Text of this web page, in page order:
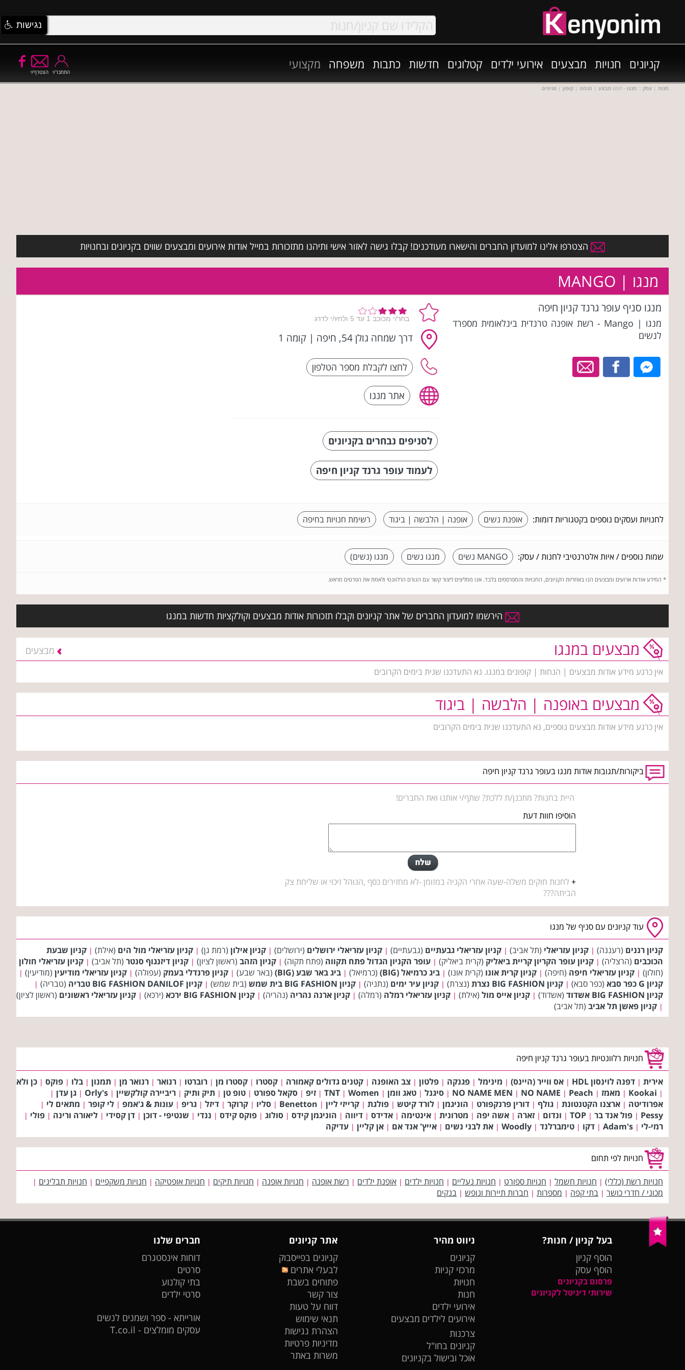
קניונים חנויות מבצעים אירועי ילדים קטלוגים חדשות כתבות משפחה מקצועי
הצטרף/י התחבר/י
חנות | עסק :: מנגו - חפש מבצע | הנחה | קופון | סניפים
הצטרפו אלינו למועדון החברים והישארו מעודכנים! קבלו גישה לאזור אישי ותיהנו מתזכורות במייל אודות אירועים ומבצעים שווים בקניונים ובחנויות
מנגו | MANGO
מנגו סניף עופר גרנד קניון חיפה
מנגו | Mango - רשת אופנה טרנדית בינלאומית מספרד
לנשים
דרך שמחה גולן 54, חיפה | קומה 1
אתר מנגו
לסניפים נבחרים בקניונים
לעמוד עופר גרנד קניון חיפה
לחנויות ועסקים נוספים בקטגוריות דומות: אופנת נשים אופנה | הלבשה | ביגוד רשימת חנויות בחיפה
שמות נוספים / איות אלטרנטיבי לחנות / עסק: MANGO נשים מנגו נשים מנגו (נשים)
* המידע אודות ארועים ומבצעים הנו באחריות הקניונים, החנויות והמפרסמים בלבד. אנו ממליצים ליצור קשר עם הגורם הרלוונטי ולאמת את הפרטים מראש.
הירשמו למועדון החברים של אתר קניונים וקבלו תזכורות אודות מבצעים וקולקציות חדשות במנגו
מבצעים במנגו מבצעים
אין כרגע מידע אודות מבצעים | הנחות | קופונים במנגו. נא התעדכנו שנית בימים הקרובים
מבצעים באופנה | הלבשה | ביגוד
אין כרגע מידע אודות מבצעים נוספים, נא התעדכנו שנית בימים הקרובים
ביקורות/תגובות אודות מנגו בעופר גרנד קניון חיפה
היית בחנות? מתכנן/ת ללכת? שתף/י אותנו ואת החברים!
הוסיפו חוות דעת
+ לחנות חוקים משלה-שעה אחרי הקניה במזומן -לא מחזירים כסף ,הנוהל זיכוי או שליחת צק
הביתה???
עוד קניונים עם סניף של מנגו
קניון רננים (רעננה) | קניון עזריאלי (תל אביב) | קניון עזריאלי גבעתיים (גבעתיים) | קניון עזריאלי ירושלים (ירושלים) | קניון אילון (רמת גן) | קניון עזריאלי מול הים (אילת) | קניון שבעת
הכוכבים (הרצליה) | קניון עופר הקריון קריית ביאליק (קרית ביאליק) | עופר הקניון הגדול פתח תקווה (פתח תקוה) | קניון הזהב (ראשון לציון) | קניון דיזנגוף סנטר (תל אביב) | קניון עזריאלי חולון
(חולון) | קניון עזריאלי חיפה (חיפה) | קניון קרית אונו (קרית אונו) | ביג כרמיאל (BIG) (כרמיאל) | ביג באר שבע (BIG) (באר שבע) | קניון פרנדלי בעמק (עפולה) | קניון עזריאלי מודיעין (מודיעין) |
קניון G כפר סבא (כפר סבא) | קניון BIG FASHION נצרת (נצרת) | קניון עיר ימים (נתניה) | קניון BIG FASHION בית שמש (בית שמש) | קניון BIG FASHION DANILOF טבריה (טבריה) |
קניון BIG FASHION אשדוד (אשדוד) | קניון אייס מול (אילת) | קניון עזריאלי רמלה (רמלה) | קניון ארנה נהריה (נהריה) | קניון BIG FASHION ירכא (ירכא) | קניון עזריאלי ראשונים (ראשון לציון)
| קניון פאשן תל אביב (תל אביב)
חנויות רלוונטיות בעופר גרנד קניון חיפה
אירית | דפנה לוינסון HDL | אס ווייר (היינס) | מינימל | פגנקה | פלטון | צב האופנה | קטנים גדולים קאמורה | קסטרו | קסטרו מן | רוברטו | רנואר | רנואר מן | תמנון | בלו | פוקס | כן ולא
|
Kookai
| מאמז |
NO NAME MEN | NO NAME | Peach
| סיגנל | טאג וומן |
TNT | Women
| זיפ | סקאל ספורט | טופ טן | תיק ותיק | ריביירה קולקשיין |
Orly's
| גן עדן |
אפרודיטה | ארצנו הקטנטונת | גולף | דורין פרנקפורט | הוניגמן | לורד קיטש | פולגת | קרייזי ליין |
Benetton
| סליו | קרוקר | דיזל | גריפ | עונות & ג'אמפ | לי קופר | מתאים לי |
Pessy
| פול אנד בר |
TOP
| ונדום | זארה | אשה יפה | מטרונית | אינטימה | אדידס | דיווה | הוניגמן קידס | סולוג | פוקס קידס | ננדי | שנטיפי - דוכן | דן קסידי | ליאורה ורינה | פולי |
רמי-לי |
Adam's
| דקו | טימברלנד |
Woodly
| את לבני נשים | אייץ' אנד אם | אן קליין | עדיקה
חנויות לפי תחום
חנויות רשת (כללי) | חנויות חשמל | חנויות ספורט | חנויות נעליים | חנויות ילדים | אופנת ילדים | רשת אופנה | חנויות אופנה | חנויות תיקים | חנויות אופטיקה | חנויות משקפיים | חנויות תבלינים |
מכוני / חדרי כושר | בתי קפה | מספרות | חברות תיירות ונופש | בנקים
בעל קניון / חנות?
הוסף קניון
הוסף עסק
פרסום בקניונים
שירותי דיגיטל לקניונים
ניווט מהיר
קניונים
מרכזי קניות
חנויות
חנות
אירועי ילדים
אירועים לילדים מבצעים
צרכנות
קניונים בחו"ל
אוכל ובישול בקניונים
אתר קניונים
קניונים בפייסבוק
לבעלי אתרים
פתוחים בשבת
צור קשר
דווח על טעות
תנאי שימוש
הצהרת נגישות
מדיניות פרטיות
משרות באתר
חברים שלנו
דוחות אינסטגרם
סרטים
בתי קולנוע
סרטי ילדים
אורייתא - ספר ושמנים לנשים
עסקים מומלצים - T.co.il
נגישות